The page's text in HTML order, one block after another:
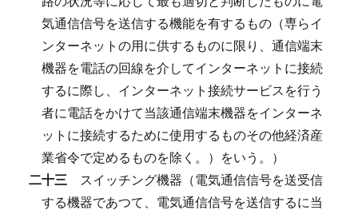
気通信信号を送信する機能を有するもの（専らイ
ンターネットの用に供するものに限り、通信端末
機器を電話の回線を介してインターネットに接続
するに際し、インターネット接続サービスを行う
者に電話をかけて当該通信端末機器をインターネ
ットに接続するために使用するものその他経済産
業省令で定めるものを除く。）をいう。）
二十三 スイッチング機器（電気通信信号を送受信
する機器であつて、電気通信信号を送信するに当